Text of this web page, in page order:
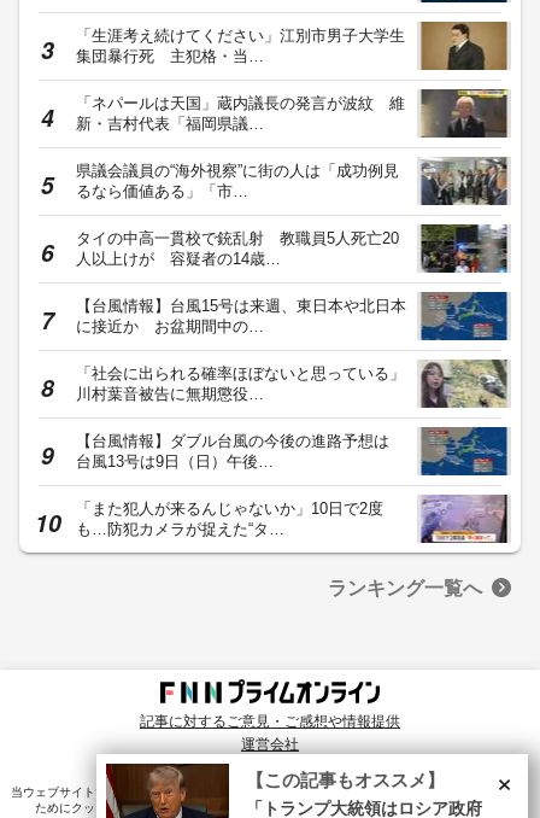
「生涯考え続けてください」江別市男子大学生
集団暴行死 主犯格・当…
「ネパールは天国」蔵内議長の発言が波紋 維
新・吉村代表「福岡県議…
県議会議員の“海外視察”に街の人は「成功例見
るなら価値ある」「市…
タイの中高一貫校で銃乱射 教職員5人死亡20
人以上けが 容疑者の14歳…
【台風情報】台風15号は来週、東日本や北日本
に接近か お盆期間中の…
「社会に出られる確率ほぼないと思っている」
川村葉音被告に無期懲役…
【台風情報】ダブル台風の今後の進路予想は
台風13号は9日（日）午後…
「また犯人が来るんじゃないか」10日で2度
も…防犯カメラが捉えた“タ…
ランキング一覧へ
記事に対するご意見・ご感想や情報提供
運営会社
© Fuji News Network, Inc. All rights reserved.
当ウェブサイトでは、ユーザのニーズ・興味・関⼼に合致したコンテンツや広告配信を提供する
ためにクッキーを使⽤しています。詳細は、 プライバシーポリシーをご確認ください。
×
【この記事もオススメ】
「トランプ大統領はロシア政府